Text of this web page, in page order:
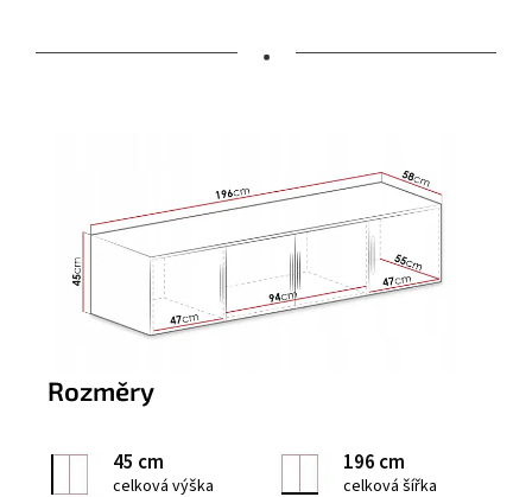
•
Rozměry
45 cm
celková výška
196 cm
celková šířka